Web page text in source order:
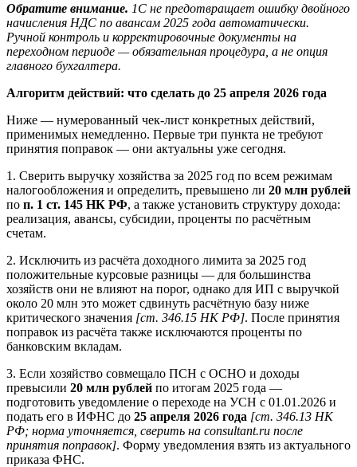
Обратите внимание. 1С не предотвращает ошибку двойного
начисления НДС по авансам 2025 года автоматически.
Ручной контроль и корректировочные документы на
переходном периоде — обязательная процедура, а не опция
главного бухгалтера.
Алгоритм действий: что сделать до 25 апреля 2026 года
Ниже — нумерованный чек-лист конкретных действий,
применимых немедленно. Первые три пункта не требуют
принятия поправок — они актуальны уже сегодня.
1. Сверить выручку хозяйства за 2025 год по всем режимам
налогообложения и определить, превышено ли 20 млн рублей
по п. 1 ст. 145 НК РФ, а также установить структуру дохода:
реализация, авансы, субсидии, проценты по расчётным
счетам.
2. Исключить из расчёта доходного лимита за 2025 год
положительные курсовые разницы — для большинства
хозяйств они не влияют на порог, однако для ИП с выручкой
около 20 млн это может сдвинуть расчётную базу ниже
критического значения [ст. 346.15 НК РФ]. После принятия
поправок из расчёта также исключаются проценты по
банковским вкладам.
3. Если хозяйство совмещало ПСН с ОСНО и доходы
превысили 20 млн рублей по итогам 2025 года —
подготовить уведомление о переходе на УСН с 01.01.2026 и
подать его в ИФНС до 25 апреля 2026 года [ст. 346.13 НК
РФ; норма уточняется, сверить на consultant.ru после
принятия поправок]. Форму уведомления взять из актуального
приказа ФНС.